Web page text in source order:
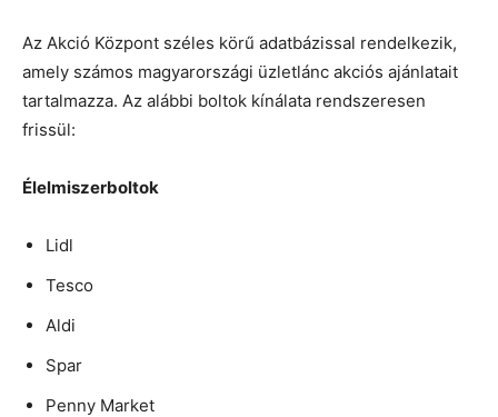
Az Akció Központ széles körű adatbázissal rendelkezik,
amely számos magyarországi üzletlánc akciós ajánlatait
tartalmazza. Az alábbi boltok kínálata rendszeresen
frissül:
Élelmiszerboltok
Lidl
Tesco
Aldi
Spar
Penny Market